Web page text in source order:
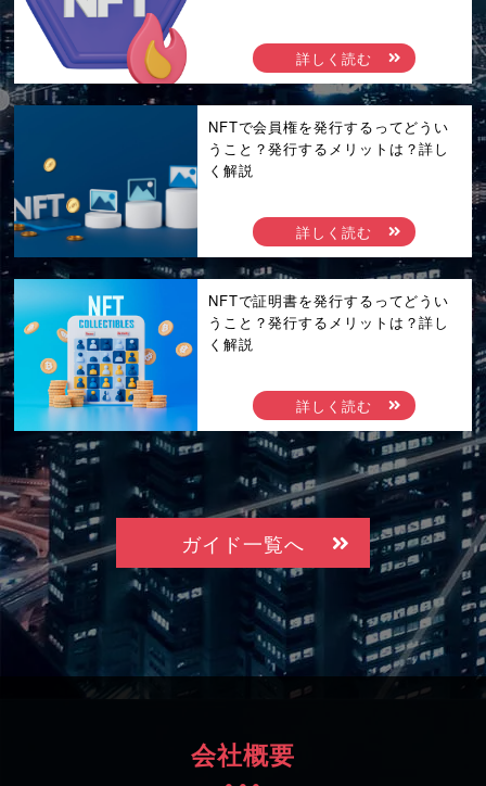
詳しく読む
NFTで会員権を発行するってどうい
うこと？発行するメリットは？詳し
く解説
詳しく読む
NFTで証明書を発行するってどうい
うこと？発行するメリットは？詳し
く解説
詳しく読む
ガイド一覧へ
会社概要